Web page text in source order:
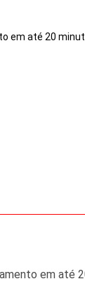
em até 20
em até